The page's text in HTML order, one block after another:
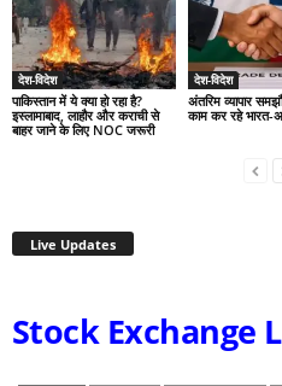
देश-विदेश
पाकिस्तान में ये क्या हो रहा है?
इस्लामाबाद, लाहौर और कराची से
बाहर जाने के लिए NOC जरूरी
देश-विदेश
अंतरिम व्यापार
काम कर रहे भारत-
Live Updates
Stock Exchange